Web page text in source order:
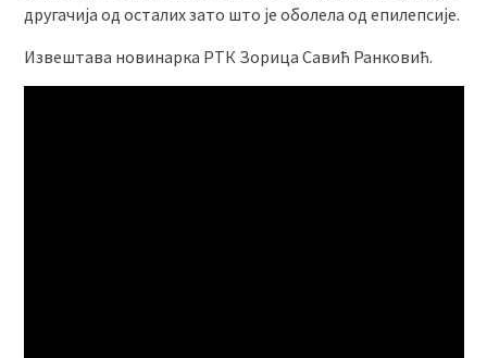
другачија од осталих зато што је оболела од епилепсије.
Извештава новинарка РТК Зорица Савић Ранковић.